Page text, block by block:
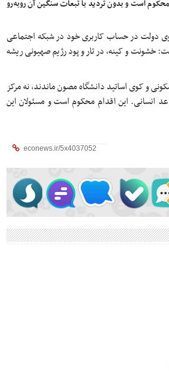
است و بدون تردید با تبعات سنگین آن روبه‌رو
دولت در حساب کاربری خود در شبکه اجتماعی
خشونت و کینه، در تار و پود رژیم صهیونی ریشه
و کوی اساتید دانشگاه مصون ماندند، نه مرکز
انسانی. این اقدام محکوم است و مسئولان این